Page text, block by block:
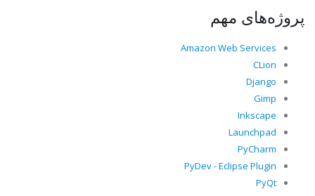
پروژه‌های مهم
Amazon Web Services
CLion
Django
Gimp
Inkscape
Launchpad
PyCharm
PyDev - Eclipse Plugin
PyQt